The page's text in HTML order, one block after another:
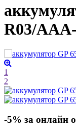
R03/
1
2
-5% за онлайн